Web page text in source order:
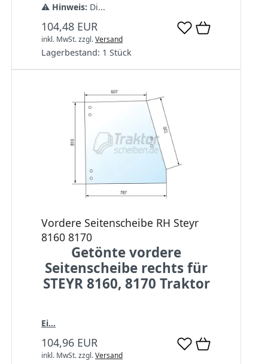
⚠️ Hinweis: Di...
104,48 EUR
inkl. MwSt.zzgl.Versand
Lagerbestand: 1 Stück
Vordere Seitenscheibe RH Steyr
8160 8170
Getönte vordere
Seitenscheibe rechts für
STEYR 8160, 8170 Traktor
Ei...
104,96 EUR
inkl. MwSt.zzgl.Versand